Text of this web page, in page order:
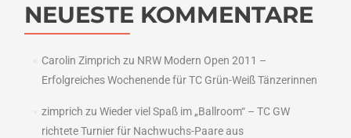
NEUESTE KOMMENTARE
Carolin Zimprich zu NRW Modern Open 2011 –
Erfolgreiches Wochenende für TC Grün-Weiß Tänzerinnen
zimprich zu Wieder viel Spaß im „Ballroom“ – TC GW
richtete Turnier für Nachwuchs-Paare aus